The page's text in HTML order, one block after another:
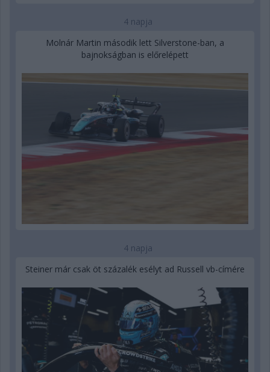
4 napja
Molnár Martin második lett Silverstone-ban, a
bajnokságban is előrelépett
4 napja
Steiner már csak öt százalék esélyt ad Russell vb-címére